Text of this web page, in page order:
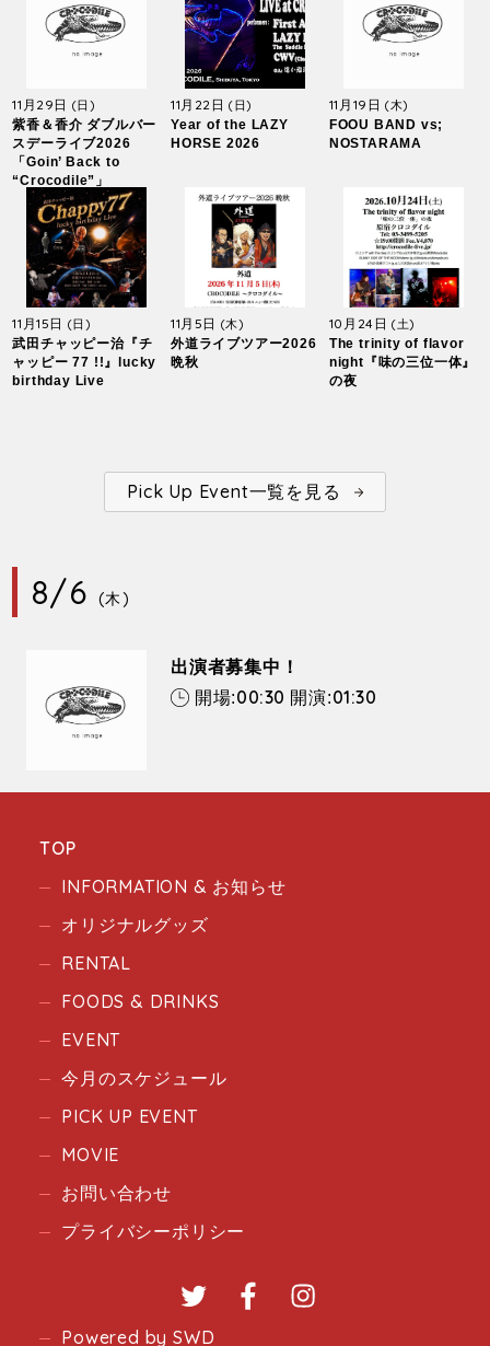
11月29日 (日)
紫香＆香介 ダブルバー
スデーライブ2026
「Goin’ Back to
“Crocodile”」
11月22日(日)
Year of the LAZY
HORSE 2026
11月19日 (木)
FOOU BAND vs;
NOSTARAMA
11月15日 (日)
武田チャッピー治『チ
ャッピー 77 !!』lucky
birthday Live
11月5日 (木)
外道ライブツアー2026
晩秋
10月24日 (土)
The trinity of flavor
night『味の三位一体』
の夜
Pick Up Event一覧を見る
8/6 (木)
出演者募集中！
開場:00:30 開演:01:30
TOP
INFORMATION & お知らせ
オリジナルグッズ
RENTAL
FOODS & DRINKS
EVENT
今月のスケジュール
PICK UP EVENT
MOVIE
お問い合わせ
プライバシーポリシー
Twitter Facebook
Powered by SWD